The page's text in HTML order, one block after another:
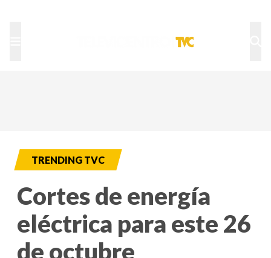
TRENDING TVC
Cortes de energía
eléctrica para este 26
de octubre